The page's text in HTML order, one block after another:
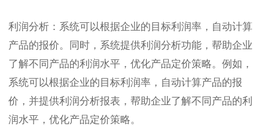
利润分析：系统可以根据企业的目标利润率，自动计算
产品的报价。同时，系统提供利润分析功能，帮助企业
了解不同产品的利润水平，优化产品定价策略。例如，
系统可以根据企业的目标利润率，自动计算产品的报
价，并提供利润分析报表，帮助企业了解不同产品的利
润水平，优化产品定价策略。